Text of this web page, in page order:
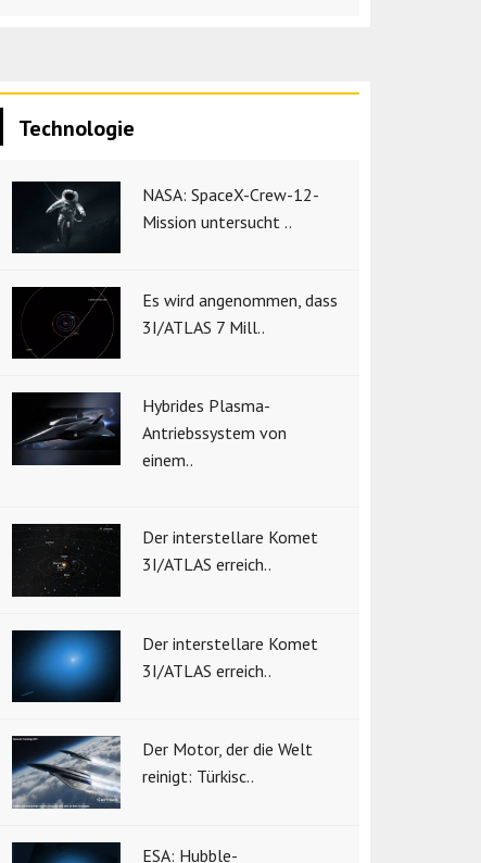
Technologie
NASA: SpaceX-Crew-12-
Mission untersucht ..
Es wird angenommen, dass
3I/ATLAS 7 Mill..
Hybrides Plasma-
Antriebssystem von
einem..
Der interstellare Komet
3I/ATLAS erreich..
Der interstellare Komet
3I/ATLAS erreich..
Der Motor, der die Welt
reinigt: Türkisc..
ESA: Hubble-